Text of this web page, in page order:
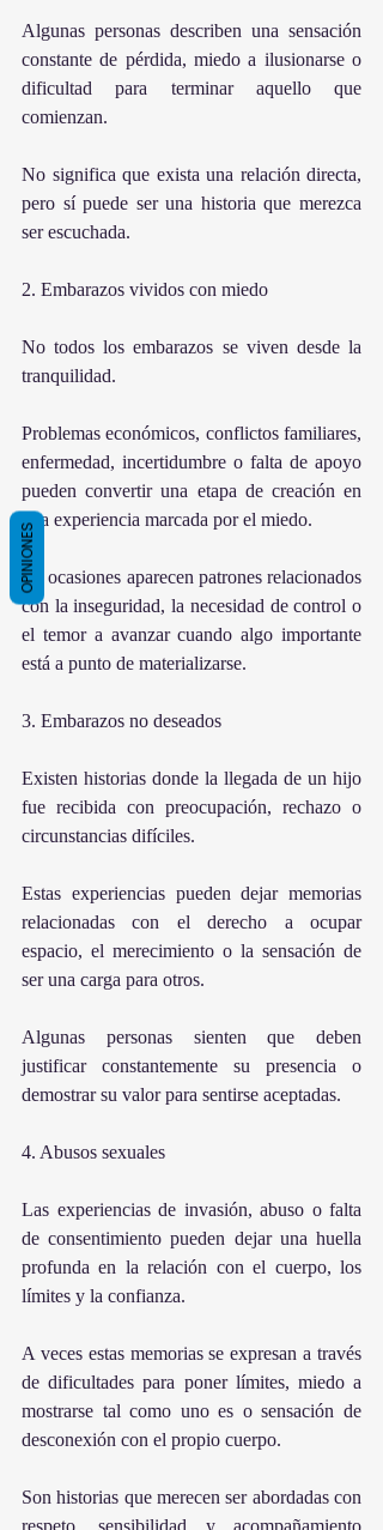
Algunas personas describen una sensación
constante de pérdida, miedo a ilusionarse o
dificultad para terminar aquello que
comienzan.
No significa que exista una relación directa,
pero sí puede ser una historia que merezca
ser escuchada.
2. Embarazos vividos con miedo
No todos los embarazos se viven desde la
tranquilidad.
Problemas económicos, conflictos familiares,
enfermedad, incertidumbre o falta de apoyo
pueden convertir una etapa de creación en
una experiencia marcada por el miedo.
En ocasiones aparecen patrones relacionados
con la inseguridad, la necesidad de control o
el temor a avanzar cuando algo importante
está a punto de materializarse.
3. Embarazos no deseados
Existen historias donde la llegada de un hijo
fue recibida con preocupación, rechazo o
circunstancias difíciles.
Estas experiencias pueden dejar memorias
relacionadas con el derecho a ocupar
espacio, el merecimiento o la sensación de
ser una carga para otros.
Algunas personas sienten que deben
justificar constantemente su presencia o
demostrar su valor para sentirse aceptadas.
4. Abusos sexuales
Las experiencias de invasión, abuso o falta
de consentimiento pueden dejar una huella
profunda en la relación con el cuerpo, los
límites y la confianza.
A veces estas memorias se expresan a través
de dificultades para poner límites, miedo a
mostrarse tal como uno es o sensación de
desconexión con el propio cuerpo.
Son historias que merecen ser abordadas con
respeto, sensibilidad y acompañamiento
OPINIONES